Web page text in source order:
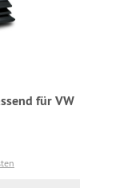
für VW